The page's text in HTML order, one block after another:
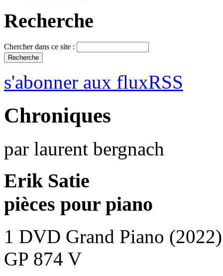
Recherche
Chercher dans ce site :
s'abonner aux fluxRSS
Chroniques
par laurent bergnach
Erik Satie
pièces pour piano
1 DVD Grand Piano (2022)
GP 874 V